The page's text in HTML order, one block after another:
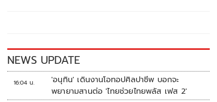
k k
NEWS UPDATE
16:04 น.
'อนุทิน' เดินงานโอทอปศิลปาชีพ บอกจะ
พยายามสานต่อ 'ไทยช่วยไทยพลัส เฟส 2'